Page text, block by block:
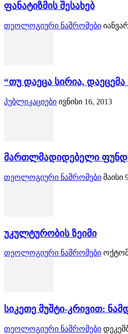
ფანატიზმის შესახებ
თეოლოგიური ნაშრომები
“თუ დაეცა სირია,
პუბლიკაციები ივნისი 16, 2013
მართლმადიდებელი
თეოლოგიური ნაშრომები მაისი
უკულტურობის ზეიმი
თეოლოგიური ნაშრომები
სიკეთე მუშტი-კრივით:
თეოლოგიური ნაშრომები